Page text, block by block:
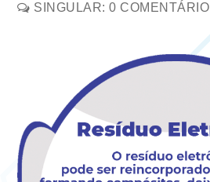
SINGULAR: 0 COMENTÁRIO